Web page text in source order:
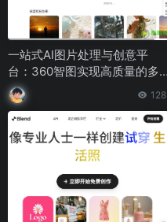
一站式AI图片处理与创意平
台：360智图实现高质量的多
样需求
128